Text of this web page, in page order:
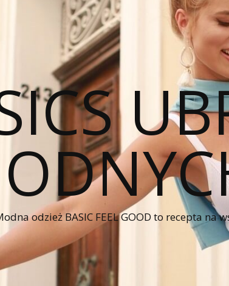
odzież BASIC FEEL GOOD to recepta